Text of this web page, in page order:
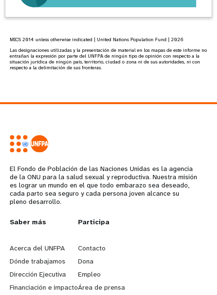
MICS 2014 unless otherwise indicated | United Nations Population Fund | 2026
Las designaciones utilizadas y la presentación de material en los mapas de este informe no
entrañan la expresión por parte del UNFPA de ningún tipo de opinión con respecto a la
situación jurídica de ningún país, territorio, ciudad o zona ni de sus autoridades, ni con
respecto a la delimitación de sus fronteras.
El Fondo de Población de las Naciones Unidas es la agencia
de la ONU para la salud sexual y reproductiva. Nuestra misión
es lograr un mundo en el que todo embarazo sea deseado,
cada parto sea seguro y cada persona joven alcance su
pleno desarrollo.
e
a
r
Saber más
Acerca del UNFPA
Dónde trabajamos
Dirección Ejecutiva
Financiación e impacto
o
b
e
Participa
Contacto
Dona
Empleo
Área de prensa